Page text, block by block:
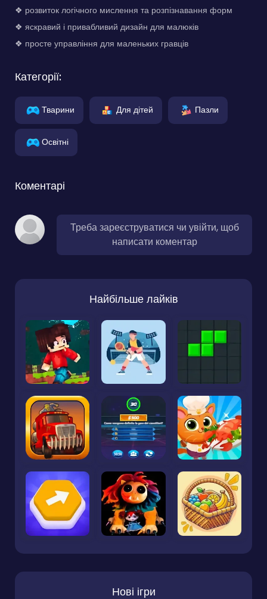
❖ розвиток логічного мислення та розпізнавання форм
❖ яскравий і привабливий дизайн для малюків
❖ просте управління для маленьких гравців
Категорії:
Тварини Для дітей Пазли
Освітні
Коментарі
Треба зареєструватися чи увійти, щоб
написати коментар
Найбільше лайків
Нові ігри